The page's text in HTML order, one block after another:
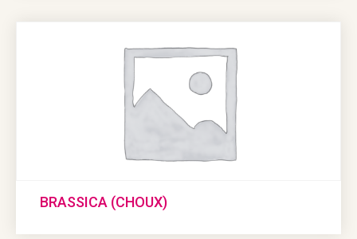
BRASSICA (CHOUX)